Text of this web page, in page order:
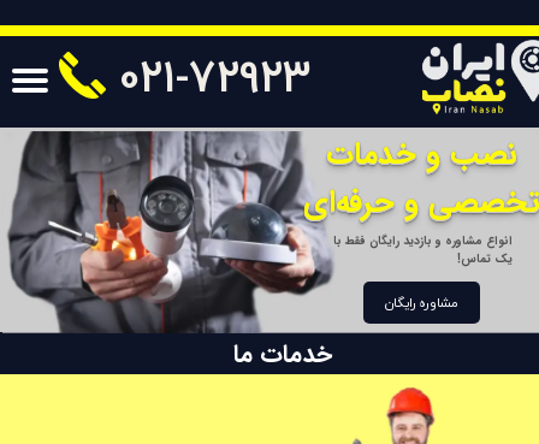
021-72923
​نصب و خدمات
تخصصی و حرفه‌ای
انواع مشاوره و بازدید رایگان فقط با
یک تماس!
مشاوره رایگان
خدمات ما